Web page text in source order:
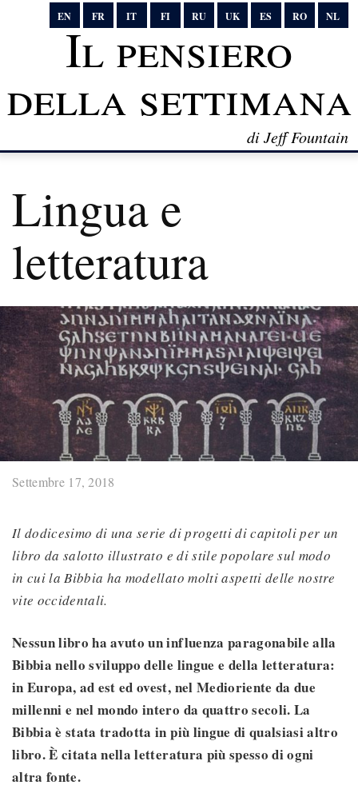
EN FR IT FI RU UK ES RO NL
Il pensiero
della settimana
di Jeff Fountain
Lingua e
letteratura
Settembre 17, 2018
Il dodicesimo di una serie di progetti di capitoli per un
libro da salotto illustrato e di stile popolare sul modo
in cui la Bibbia ha modellato molti aspetti delle nostre
vite occidentali.
Nessun libro ha avuto un influenza paragonabile alla
Bibbia nello sviluppo delle lingue e della letteratura:
in Europa, ad est ed ovest, nel Medioriente da due
millenni e nel mondo intero da quattro secoli. La
Bibbia è stata tradotta in più lingue di qualsiasi altro
libro. È citata nella letteratura più spesso di ogni
altra fonte.